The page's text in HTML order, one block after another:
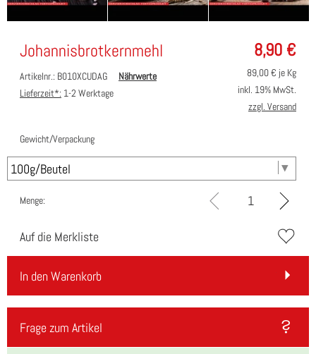
8,90 €
Johannisbrotkernmehl
Artikelnr.: B010XCUDAG
Nährwerte
Lieferzeit*: 1-2 Werktage
89,00€ je Kg
inkl. 19% MwSt.
zzgl. Versand
Gewicht/Verpackung
Menge:
Auf die Merkliste
In den Warenkorb
Frage zum Artikel